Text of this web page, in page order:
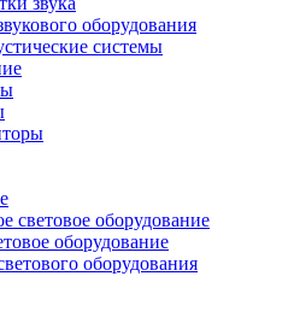
оборудования
системы
световое оборудование
оборудование
оборудования